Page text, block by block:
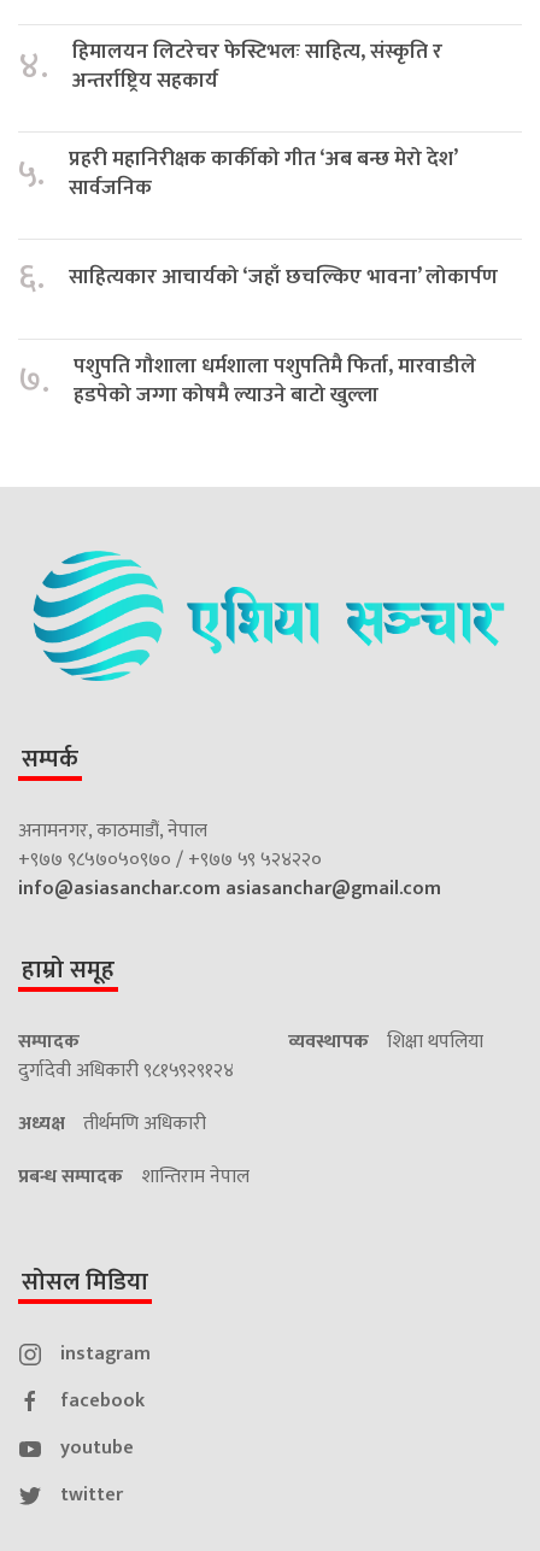
४.
हिमालयन लिटरेचर फेस्टिभलः साहित्य, संस्कृति र
अन्तर्राष्ट्रिय सहकार्य
५.
प्रहरी महानिरीक्षक कार्कीको गीत ‘अब बन्छ मेरो देश’
सार्वजनिक
६. साहित्यकार आचार्यको ‘जहाँ छचल्किए भावना’ लोकार्पण
७.
पशुपति गौशाला धर्मशाला पशुपतिमै फिर्ता, मारवाडीले
हडपेको जग्गा कोषमै ल्याउने बाटो खुल्ला
सम्पर्क
अनामनगर, काठमाडौं, नेपाल
+९७७ ९८५७०५०९७० / +९७७ ५९ ५२४२२०
info@asiasanchar.com asiasanchar@gmail.com
हाम्रो समूह
सम्पादक
दुर्गादेवी अधिकारी ९८१५९२९१२४
व्यवस्थापक शिक्षा थपलिया
अध्यक्ष तीर्थमणि अधिकारी
प्रबन्ध सम्पादक शान्तिराम नेपाल
सोसल मिडिया
instagram
facebook
youtube
twitter